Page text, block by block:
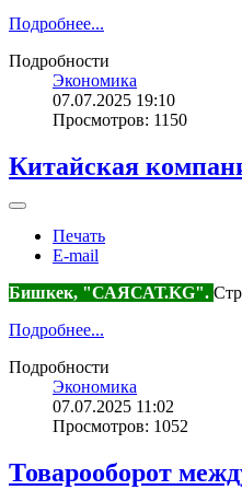
Подробнее...
Подробности
Экономика
07.07.2025 19:10
Просмотров: 1150
Китайская
Печать
E-mail
Бишкек, "САЯСАТ.KG".
Подробнее...
Подробности
Экономика
07.07.2025 11:02
Просмотров: 1052
Товарооборот